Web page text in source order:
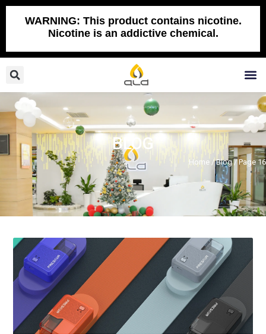
Skip
WARNING: This product contains nicotine.
Nicotine is an addictive chemical.
Search
BLOG
Home /Blog/ Page 16